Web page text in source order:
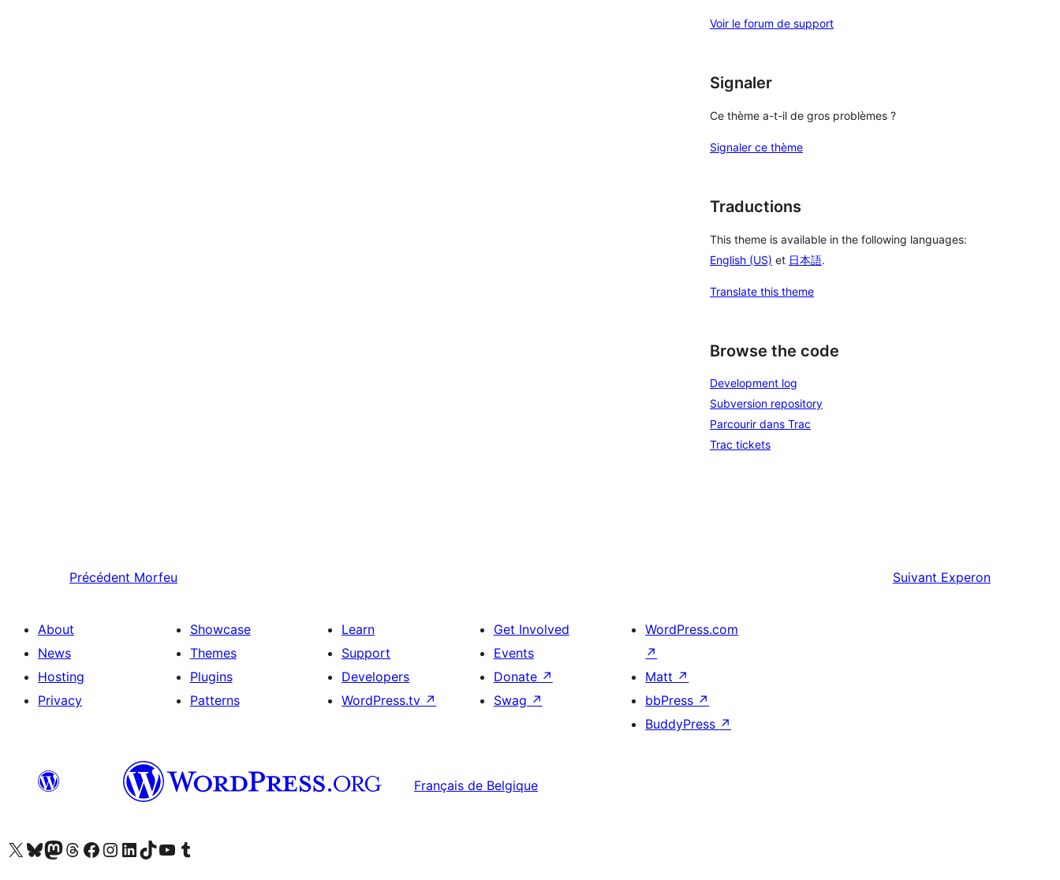
Voir le forum de support
Signaler
Ce thème a-t-il de gros problèmes ?
Signaler ce thème
Traductions
This theme is available in the following languages:
English (US) et 日本語.
Translate this theme
Browse the code
Development log
Subversion repository
Parcourir dans Trac
Trac tickets
Précédent Morfeu Suivant Experon
About
News
Hosting
Privacy
Showcase
Themes
Plugins
Patterns
Learn
Support
Developers
WordPress.tv ↗
Get Involved
Events
Donate ↗
Swag ↗
WordPress.com
↗
Matt ↗
bbPress ↗
BuddyPress ↗
Français de Belgique
Visit our X (formerly Twitter) account
Visit our Bluesky account
Visit our Mastodon account
Visit our Threads account
Visit our Facebook page
Visit our Instagram account
Visit our LinkedIn account
Visit our TikTok account
Visit our YouTube channel
Visit our Tumblr account